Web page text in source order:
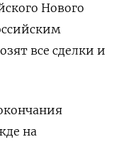
Нового
все сделки и
на